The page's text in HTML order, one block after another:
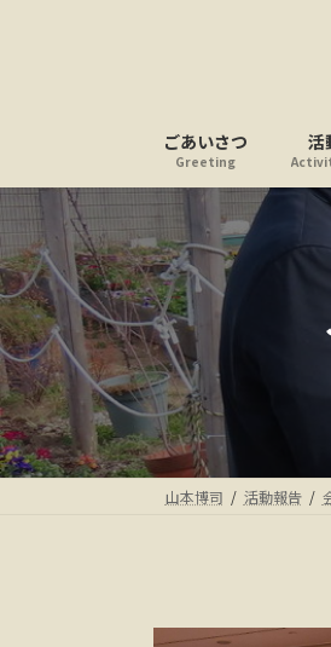
ス
キ
ッ
プ
ン
に
移
動
ごあいさつ
Greeting
活
山本博司 活動報告